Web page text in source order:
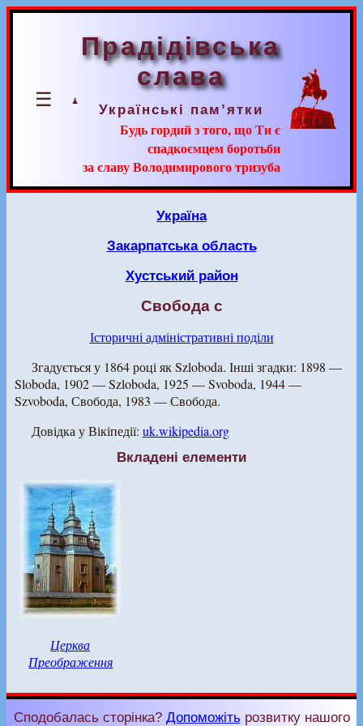
☰
Прадідівська
слава
Українські пам’ятки
Будь гордий з того, що Ти є
спадкоємцем боротьби
за славу Володимирового тризуба
Україна
Закарпатська область
Хустський район
Свобода с
Історичні адміністративні поділи
Згадується у 1864 році як Szloboda. Інші згадки: 1898 —
Sloboda, 1902 — Szloboda, 1925 — Svoboda, 1944 —
Szvoboda, Свобода, 1983 — Свобода.
Довідка у Вікіпедії: uk.wikipedia.org
Вкладені елементи
Церква
Преображення
Сподобалась сторінка? Допоможітьрозвитку нашого